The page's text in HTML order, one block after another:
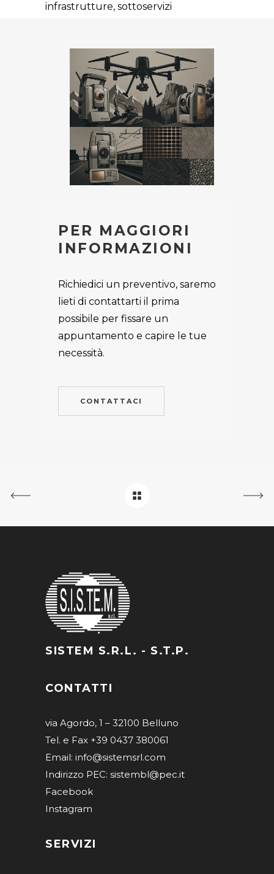
infrastrutture, sottoservizi
PER MAGGIORI
INFORMAZIONI
Richiedici un preventivo, saremo
lieti di contattarti il prima
possibile per fissare un
appuntamento e capire le tue
necessità.
CONTATTACI
SISTEM S.R.L. - S.T.P.
CONTATTI
via Agordo, 1 – 32100 Belluno
Tel. e Fax +39 0437 380061
Email: info@sistemsrl.com
Indirizzo PEC: sistembl@pec.it
Facebook
Instagram
SERVIZI